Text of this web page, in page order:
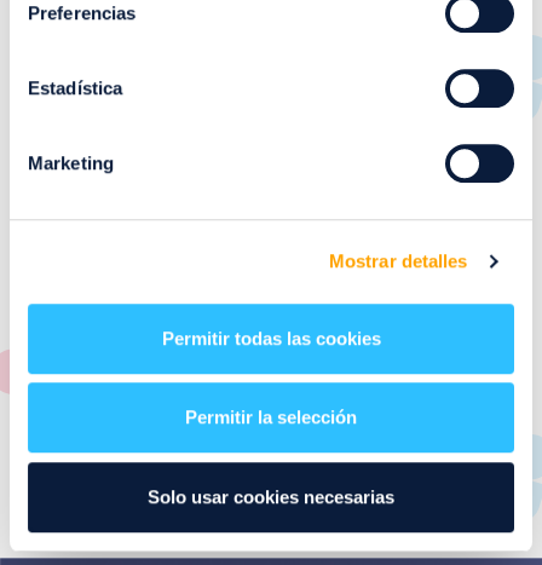
Preferencias
Estadística
Marketing
Mostrar detalles
Permitir todas las cookies
Permitir la selección
Solo usar cookies necesarias
RESTAURANTES
de Puerto Venecia
restaurantes de Puerto Venecia. Descubre las mejores
cada una de nuestras marcas. Sus datos de contacto y
también un plano de los restaurantes para que
consultar o el alfabeto desplegable para navegar por